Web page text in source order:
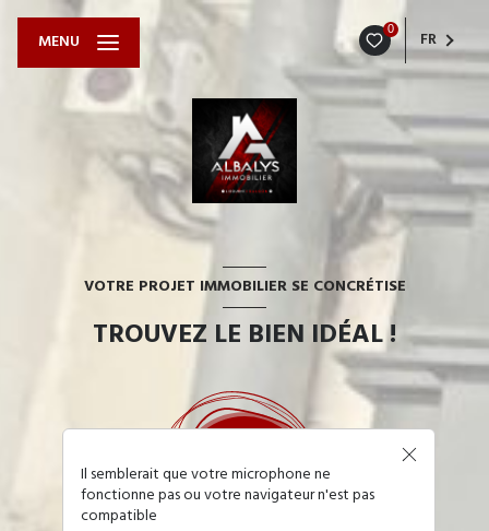
0 FR
MENU
VOTRE PROJET IMMOBILIER SE CONCRÉTISE
TROUVEZ LE BIEN IDÉAL !
Il semblerait que votre microphone ne
fonctionne pas ou votre navigateur n'est pas
compatible